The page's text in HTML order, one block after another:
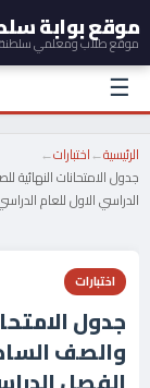
موقع بوابة
موقع طلاب ومعلمي
☰
الرئيسية←اختبارات←
جدول الامتحانات
الدراسي الاول للعام الدراسي ٢٠٢٢ – ٢٠٢٣م الدور
اختبارات
جدول
والصف